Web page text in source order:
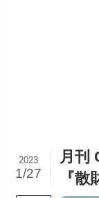
月刊
『
2023
1/27